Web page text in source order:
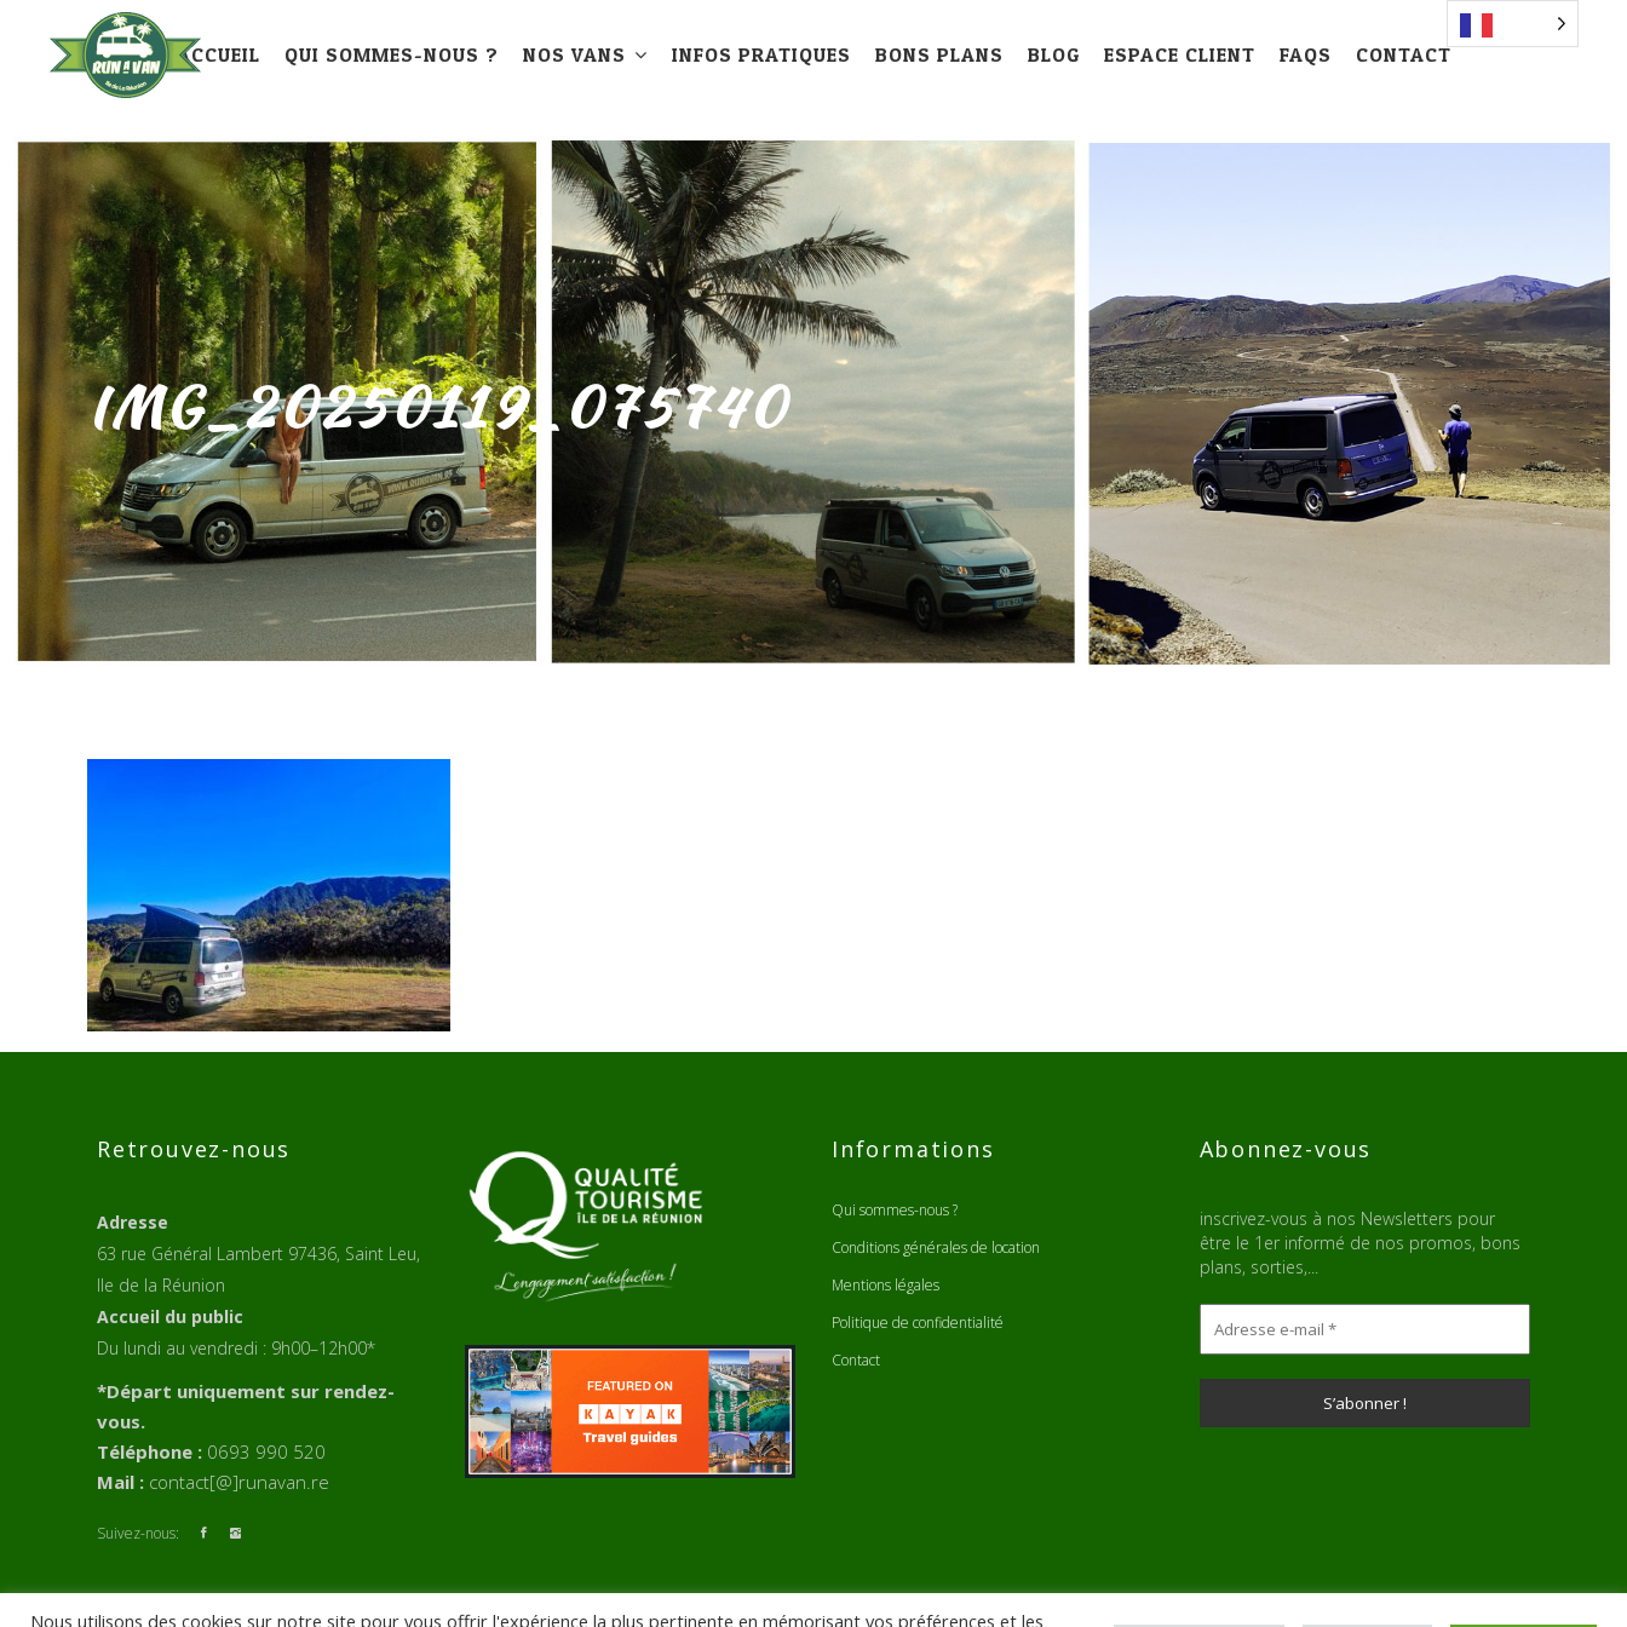
ACCUEIL QUI SOMMES-NOUS ? NOS VANS INFOS PRATIQUES BONS PLANS BLOG ESPACE CLIENT FAQS CONTACT
IMG_20250119_075740
Retrouvez-nous
Adresse
63 rue Général Lambert 97436, Saint Leu,
Ile de la Réunion
Accueil du public
Du lundi au vendredi : 9h00–12h00*
*Départ uniquement sur rendez-
vous.
Téléphone : 0693 990 520
Mail : contact[@]runavan.re
Suivez-nous:
Informations
Qui sommes-nous ?
Conditions générales de location
Mentions légales
Politique de confidentialité
Contact
Abonnez-vous
inscrivez-vous à nos Newsletters pour
être le 1er informé de nos promos, bons
plans, sorties,...
Nous utilisons des cookies sur notre site pour vous offrir l'expérience la plus pertinente en mémorisant vos préférences et les